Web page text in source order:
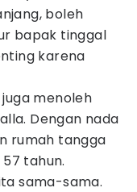
boleh
bapak tinggal
karena
menoleh
Dengan nada
rumah tangga
tahun.
sama-sama.